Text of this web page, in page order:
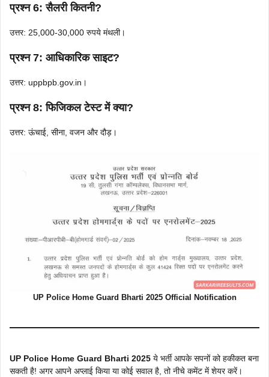
प्रश्न 6: सैलरी कितनी?
उत्तर: 25,000-30,000 रुपये मंथली।
प्रश्न 7: आधिकारिक साइट?
उत्तर: uppbpb.gov.in।
प्रश्न 8: फिजिकल टेस्ट में क्या?
उत्तर: ऊंचाई, सीना, वजन और दौड़।
UP Police Home Guard Bharti 2025 Official Notification
UP Police Home Guard Bharti 2025 ये भर्ती आपके सपनों को हकीकत बना
सकती है! अगर आपने अप्लाई किया या कोई सवाल है, तो नीचे कमेंट में शेयर करें।